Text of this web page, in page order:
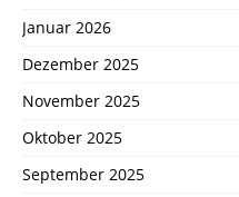
Januar 2026
Dezember 2025
November 2025
Oktober 2025
September 2025